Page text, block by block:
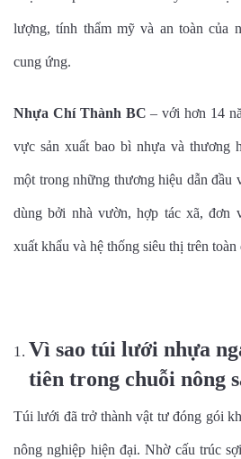
lượng, tính thẩm mỹ và an toàn của
cung ứng.
Nhựa Chí Thành BC – với hơn 14
vực sản xuất bao bì nhựa và thương
một trong những thương hiệu dẫn đầu
dùng bởi nhà vườn, hợp tác xã, đơn
xuất khẩu và hệ thống siêu thị trên toàn
Vì sao túi lưới nhựa
tiên trong chuỗi nông
Túi lưới đã trở thành vật tư đóng gói
nông nghiệp hiện đại. Nhờ cấu trúc